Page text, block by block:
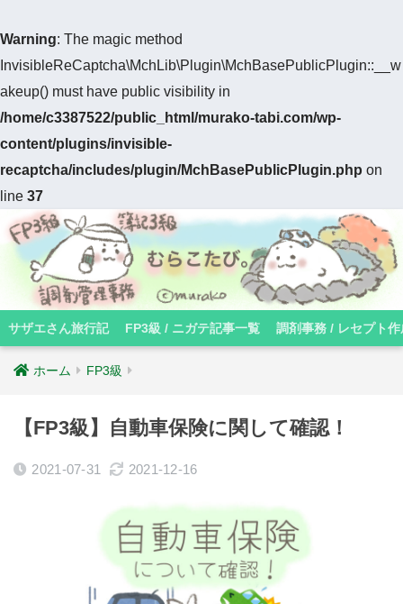
Warning: The magic method
InvisibleReCaptcha\MchLib\Plugin\MchBasePublicPlugin::__w
akeup() must have public visibility in
/home/c3387522/public_html/murako-tabi.com/wp-
content/plugins/invisible-
recaptcha/includes/plugin/MchBasePublicPlugin.php on
line 37
サザエさん旅行記 FP3級 / ニガテ記事一覧 調剤事務 / レセプト作
ホーム FP3級
【FP3級】自動車保険に関して確認！
2021-07-31 2021-12-16